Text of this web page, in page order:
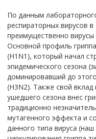
По данным
респираторных вирусов в
преимущественно вирусы
Основной профиль
(H1N1), который начал
эпидемического сезона
доминировавший до
(H3N2). Также свой
ушедшего сезона внес
традиционно
мутагенного эффекта и
данного типа вируса